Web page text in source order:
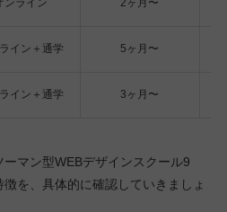
イン＋通学 5ヶ月〜
イン＋通学 3ヶ月〜
マン型WEBデザインスクール9
を、具体的に確認していきましょ